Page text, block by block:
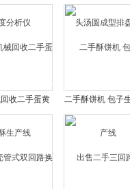
析仪
汤圆成型排盘
收二手蛋黄
产线
二手酥饼机 包子